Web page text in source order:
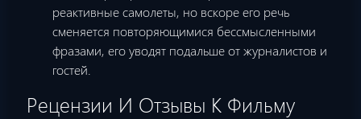
реактивные самолеты, но вскоре его речь
сменяется повторяющимися бессмысленными
фразами, его уводят подальше от журналистов и
гостей.
Рецензии И Отзывы К Фильму